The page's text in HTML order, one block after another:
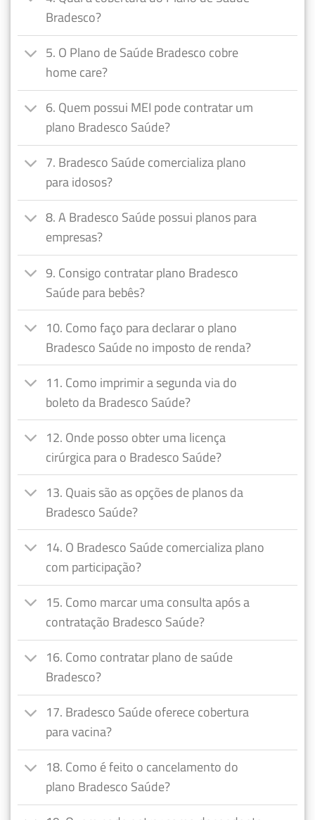
Bradesco?
5. O Plano de Saúde Bradesco cobre
home care?
6. Quem possui MEI pode contratar um
plano Bradesco Saúde?
7. Bradesco Saúde comercializa plano
para idosos?
8. A Bradesco Saúde possui planos para
empresas?
9. Consigo contratar plano Bradesco
Saúde para bebês?
10. Como faço para declarar o plano
Bradesco Saúde no imposto de renda?
11. Como imprimir a segunda via do
boleto da Bradesco Saúde?
12. Onde posso obter uma licença
cirúrgica para o Bradesco Saúde?
13. Quais são as opções de planos da
Bradesco Saúde?
14. O Bradesco Saúde comercializa plano
com participação?
15. Como marcar uma consulta após a
contratação Bradesco Saúde?
16. Como contratar plano de saúde
Bradesco?
17. Bradesco Saúde oferece cobertura
para vacina?
18. Como é feito o cancelamento do
plano Bradesco Saúde?